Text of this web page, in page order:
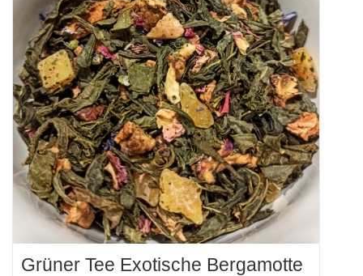
auf.
Die
Optionen
können
auf
der
Produktseite
gewählt
werden
Grüner Tee Exotische Bergamotte